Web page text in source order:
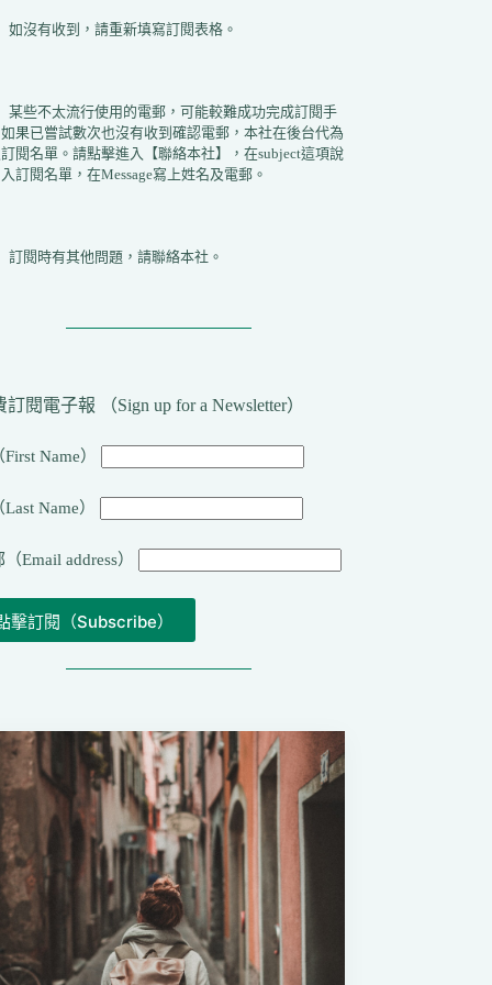
如沒有收到，請重新填寫訂閱表格。
某些不太流行使用的電郵，可能較難成功完成訂閱手
果已嘗試數次也沒有收到確認電郵，本社在後台代為
閱名單。請點擊進入【聯絡本社】，在subject這項說
訂閱名單，在Message寫上姓名及電郵。
訂閱時有其他問題，請聯絡本社。
訂閱電子報 （Sign up for a Newsletter）
Name）
Name）
Email address）